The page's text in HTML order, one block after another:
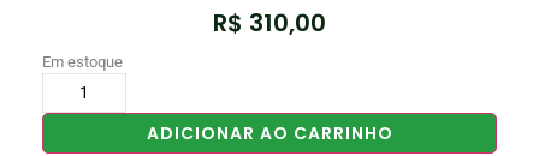
R$ 310,00
Em estoque
ADICIONAR AO CARRINHO